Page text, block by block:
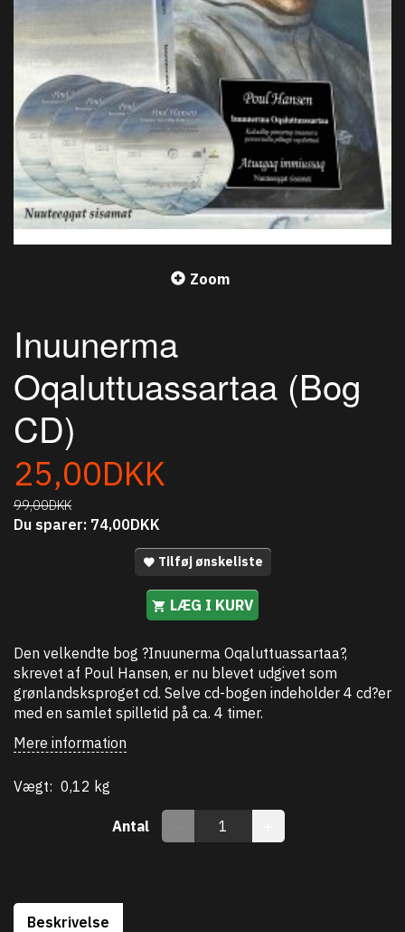
Zoom
Inuunerma
Oqaluttuassartaa (Bog
CD)
25,00DKK
99,00DKK
Du sparer: 74,00DKK
Tilføj ønskeliste
LÆG I KURV
Den velkendte bog ?Inuunerma Oqaluttuassartaa?,
skrevet af Poul Hansen, er nu blevet udgivet som
grønlandsksproget cd. Selve cd-bogen indeholder 4 cd?er
med en samlet spilletid på ca. 4 timer.
Mere information
Vægt: 0,12 kg
Antal
Beskrivelse